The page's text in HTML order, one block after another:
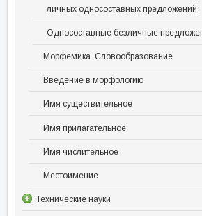
личных односоставных предложений
Односоставные безличные
Морфемика. Словообразование
Введение в морфологию
Имя существительное
Имя прилагательное
Имя числительное
Местоимение
Технические науки